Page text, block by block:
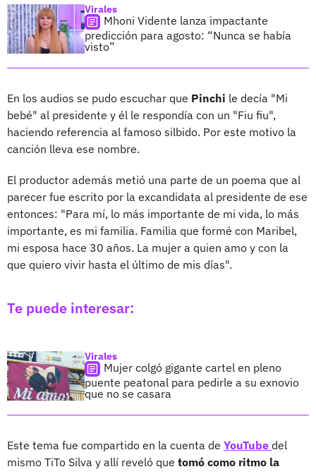
Virales
Mhoni Vidente lanza impactante
predicción para agosto: “Nunca se había
visto”
En los audios se pudo escuchar que Pinchi le decía "Mi
bebé" al presidente y él le respondía con un "Fiu fiu",
haciendo referencia al famoso silbido. Por este motivo la
canción lleva ese nombre.
El productor además metió una parte de un poema que al
parecer fue escrito por la excandidata al presidente de ese
entonces: "Para mí, lo más importante de mi vida, lo más
importante, es mi familia. Familia que formé con Maribel,
mi esposa hace 30 años. La mujer a quien amo y con la
que quiero vivir hasta el último de mis días".
Te puede interesar:
Virales
Mujer colgó gigante cartel en pleno
puente peatonal para pedirle a su exnovio
que no se casara
Este tema fue compartido en la cuenta de YouTube del
mismo TiTo Silva y allí reveló que tomó como ritmo la